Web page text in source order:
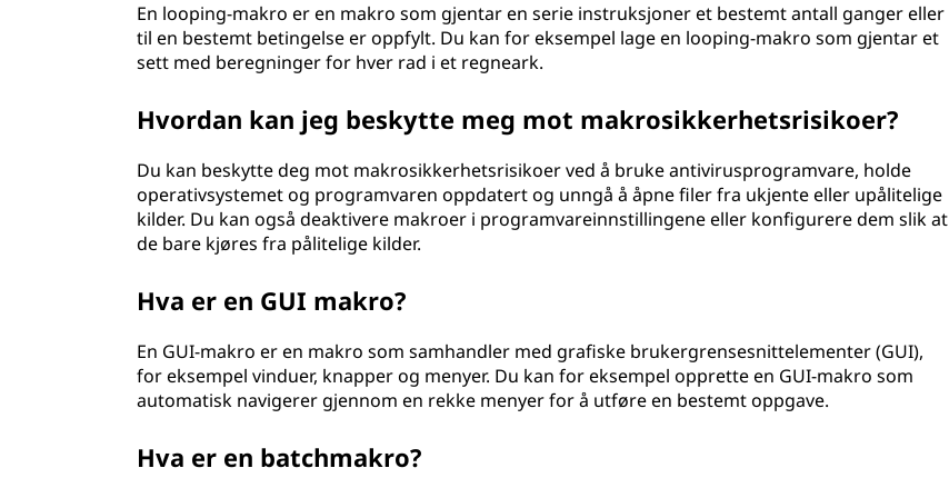
En looping-makro er en makro som gjentar en serie instruksjoner et bestemt antall ganger eller
til en bestemt betingelse er oppfylt. Du kan for eksempel lage en looping-makro som gjentar et
sett med beregninger for hver rad i et regneark.
Hvordan kan jeg beskytte meg mot makrosikkerhetsrisikoer?
Du kan beskytte deg mot makrosikkerhetsrisikoer ved å bruke antivirusprogramvare, holde
operativsystemet og programvaren oppdatert og unngå å åpne filer fra ukjente eller upålitelige
kilder. Du kan også deaktivere makroer i programvareinnstillingene eller konfigurere dem slik at
de bare kjøres fra pålitelige kilder.
Hva er en GUI makro?
En GUI-makro er en makro som samhandler med grafiske brukergrensesnittelementer (GUI),
for eksempel vinduer, knapper og menyer. Du kan for eksempel opprette en GUI-makro som
automatisk navigerer gjennom en rekke menyer for å utføre en bestemt oppgave.
Hva er en batchmakro?